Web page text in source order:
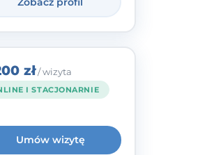
zł/ wizyta
I STACJONARNIE
Umów wizytę